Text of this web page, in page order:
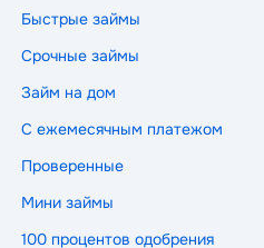
Быстрые займы
Срочные займы
Займ на дом
С ежемесячным платежом
Проверенные
Мини займы
100 процентов одобрения